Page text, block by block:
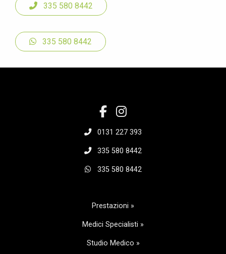
335 580 8442
335 580 8442
0131 227 393
335 580 8442
335 580 8442
Prestazioni »
Medici Specialisti »
Studio Medico »